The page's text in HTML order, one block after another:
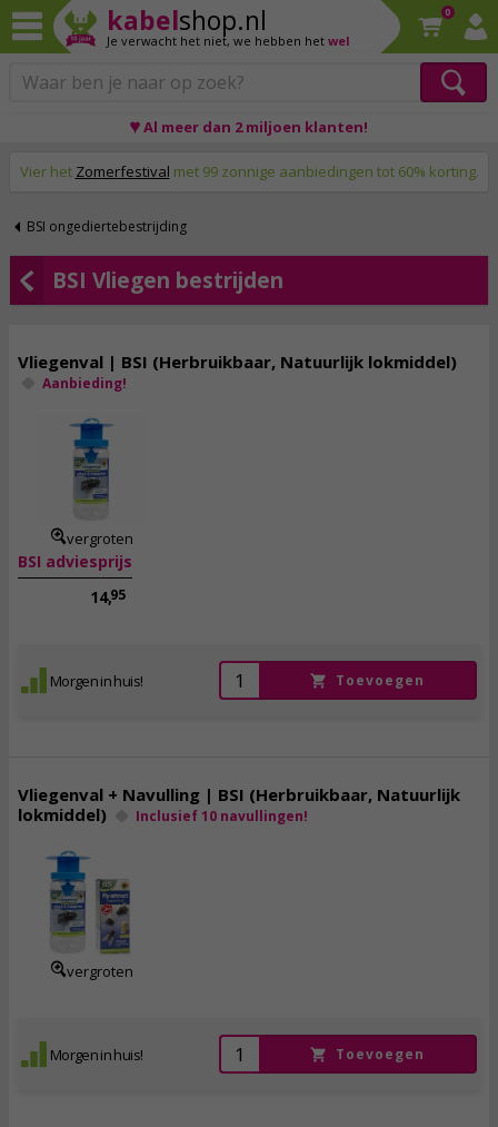
kabelshop.nl
Je verwacht het niet, we hebben het wel
0
♥ Al meer dan 2 miljoen klanten!
Vier het Zomerfestival met 99 zonnige aanbiedingen tot 60% korting.
BSI ongediertebestrijding
BSI Vliegen bestrijden
Vliegenval | BSI (Herbruikbaar, Natuurlijk lokmiddel)
Aanbieding!
vergroten
BSI adviesprijs
14,95
Morgen in huis! Toevoegen
Vliegenval + Navulling | BSI (Herbruikbaar, Natuurlijk
lokmiddel)
Inclusief 10 navullingen!
vergroten
Morgen in huis! Toevoegen